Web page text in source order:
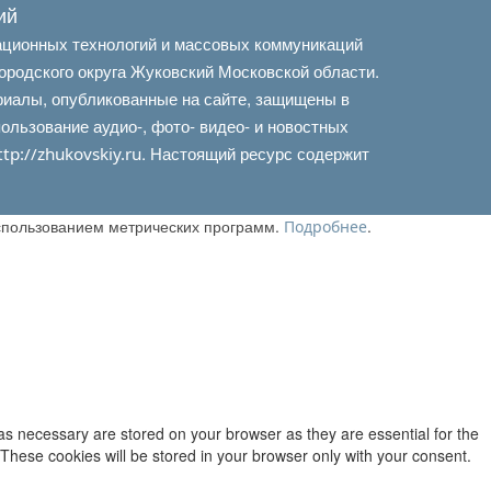
технологий и массовых коммуникаций
округа Жуковский Московской области.
опубликованные на сайте, защищены в
аудио-, фото- видео- и новостных
zhukovskiy.ru. Настоящий ресурс содержит
метрических программ. Подробнее.
necessary are stored on your browser as they are essential for the
cookies will be stored in your browser only with your consent.